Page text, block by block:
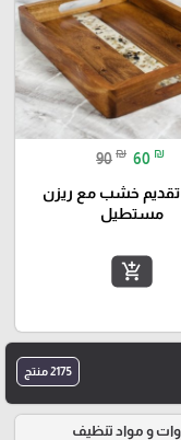
90 ₪ 60 ₪
تقديم خشب مع ريزن
مستطيل
add_shopping_cart
2175 منتج
و مواد تنظيف